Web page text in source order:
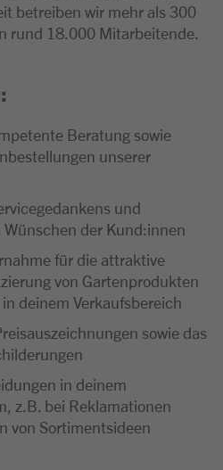
betreiben wir mehr als 300
rund 18.000 Mitarbeitende.
Beratung sowie
unserer
und
der Kund:innen
für die attraktive
von Gartenprodukten
deinem Verkaufsbereich
sowie das
in deinem
z.B. bei Reklamationen
von Sortimentsideen